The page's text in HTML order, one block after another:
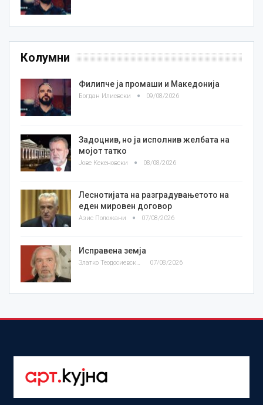
Колумни
Филипче ја промаши и Македонија
Богдан Илиевски 09/08/2026
Задоцнив, но ја исполнив желбата на
мојот татко
Јове Кекеновски 08/08/2026
Леснотијата на разградувањетото на
еден мировен договор
Азис Положани 07/08/2026
Исправена земја
Златко Теодосиевски 07/08/2026